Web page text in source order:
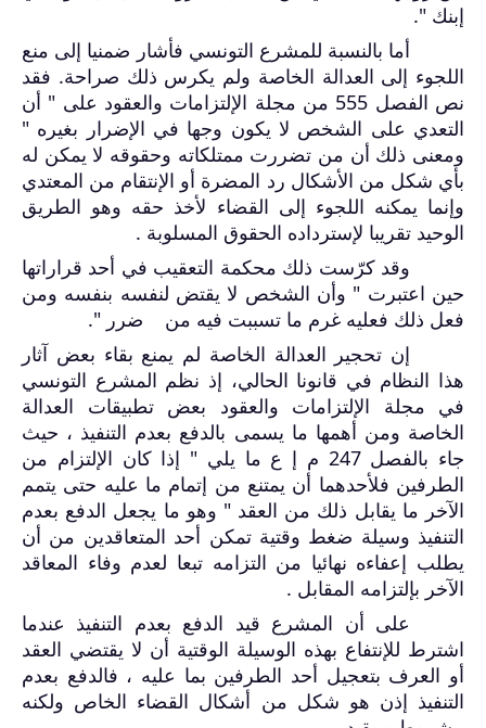
إبنك ".
أما بالنسبة للمشرع التونسي فأشار ضمنيا إلى منع
اللجوء إلى العدالة الخاصة ولم يكرس ذلك صراحة. فقد
نص الفصل 555 من مجلة الإلتزامات والعقود على " أن
التعدي على الشخص لا يكون وجها في الإضرار بغيره "
ومعنى ذلك أن من تضررت ممتلكاته وحقوقه لا يمكن له
بأي شكل من الأشكال رد المضرة أو الإنتقام من المعتدي
وإنما يمكنه اللجوء إلى القضاء لأخذ حقه وهو الطريق
الوحيد تقريبا لإسترداده الحقوق المسلوبة .
وقد كرّست ذلك محكمة التعقيب في أحد قراراتها
حين اعتبرت " وأن الشخص لا يقتض لنفسه بنفسه ومن
فعل ذلك فعليه غرم ما تسببت فيه من ضرر ".
إن تحجير العدالة الخاصة لم يمنع بقاء بعض آثار
هذا النظام في قانونا الحالي، إذ نظم المشرع التونسي
في مجلة الإلتزامات والعقود بعض تطبيقات العدالة
الخاصة ومن أهمها ما يسمى بالدفع بعدم التنفيذ ، حيث
جاء بالفصل 247 م إ ع ما يلي " إذا كان الإلتزام من
الطرفين فلأحدهما أن يمتنع من إتمام ما عليه حتى يتمم
الآخر ما يقابل ذلك من العقد " وهو ما يجعل الدفع بعدم
التنفيذ وسيلة ضغط وقتية تمكن أحد المتعاقدين من أن
يطلب إعفاءه نهائيا من التزامه تبعا لعدم وفاء المعاقد
الآخر بإلتزامه المقابل .
على أن المشرع قيد الدفع بعدم التنفيذ عندما
اشترط للإنتفاع بهذه الوسيلة الوقتية أن لا يقتضي العقد
أو العرف بتعجيل أحد الطرفين بما عليه ، فالدفع بعدم
التنفيذ إذن هو شكل من أشكال القضاء الخاص ولكنه